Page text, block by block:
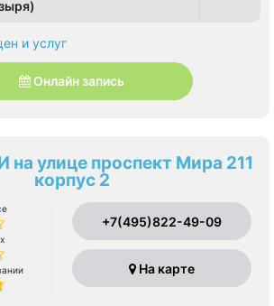
и услуг
Онлайн запись
улице проспект Мира 211
корпус 2
+7(495)822-49-09
На карте